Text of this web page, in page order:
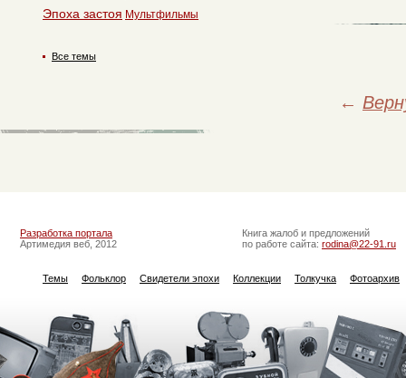
←
Эпоха застоя Мультфильмы
Все темы
Разработка портала
Артимедия веб, 2012
Книга жалоб и предложений
по работе сайта: rodina@22-91.ru
Темы Фольклор Свидетели эпохи Коллекции Толкучка Фотоархив